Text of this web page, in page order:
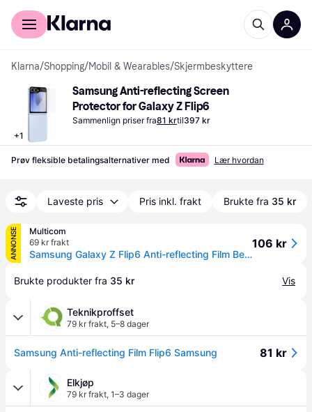
For kunder
Klarna/Shopping/Mobil & Wearables/Skjermbeskyttere
+1
Samsung Anti-reflecting Screen
Protector for Galaxy Z Flip6
Sammenlign priser fra81 krtil397 kr
Prøv fleksible betalingsalternativer med Lær hvordan
Laveste pris Pris inkl. frakt Brukte fra 35 kr
ANNONSE
Multicom
69 kr frakt
Samsung Galaxy Z Flip6 Anti-reflecting Film Beskytter skjermen, til Galaxy Z Flip6 (EF-UF741CTEGWW)
106 kr
Brukte produkter fra 35 kr Vis
Teknikproffset
79 kr frakt, 5–8 dager
Samsung Anti-reflecting Film Flip6 Samsung 81 kr
Elkjøp
79 kr frakt, 1–3 dager